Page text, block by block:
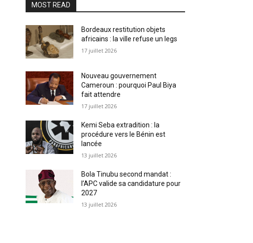
MOST READ
Bordeaux restitution objets
africains : la ville refuse un legs
17 juillet 2026
Nouveau gouvernement
Cameroun : pourquoi Paul Biya
fait attendre
17 juillet 2026
Kemi Seba extradition : la
procédure vers le Bénin est
lancée
13 juillet 2026
Bola Tinubu second mandat :
l’APC valide sa candidature pour
2027
13 juillet 2026